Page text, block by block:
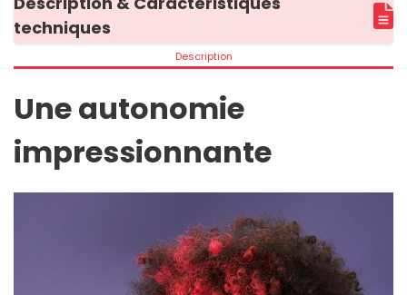
techniques
Description
Une autonomie
impressionnante